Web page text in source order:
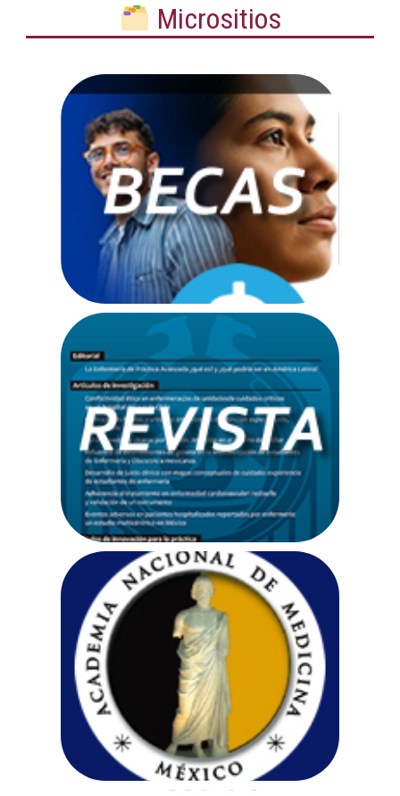
Micrositios
BECAS
Ir a web
Revista “Enfermería
Universitaria”
Ir a web
Academia Nacional
de Medicina de México
Ir a web